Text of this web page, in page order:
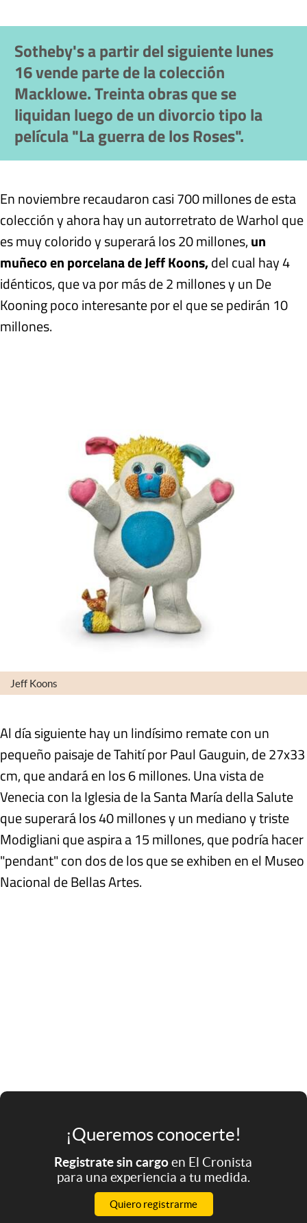
Sotheby's a partir del siguiente lunes
16 vende parte de la colección
Macklowe. Treinta obras que se
liquidan luego de un divorcio tipo la
película "La guerra de los Roses".
En noviembre recaudaron casi 700 millones de esta
colección y ahora hay un autorretrato de Warhol que
es muy colorido y superará los 20 millones,un
muñeco en porcelana de Jeff Koons,del cual hay 4
idénticos, que va por más de 2 millones y un De
Kooning poco interesante por el que se pedirán 10
millones.
Jeff Koons
Al día siguiente hay un lindísimo remate con un
pequeño paisaje de Tahití por Paul Gauguin, de 27x33
cm, que andará en los 6 millones. Una vista de
Venecia con la Iglesia de la Santa María della Salute
que superará los 40 millones y un mediano y triste
Modigliani que aspira a 15 millones, que podría hacer
"pendant" con dos de los que se exhiben en el Museo
Nacional de Bellas Artes.
¡Queremos conocerte!
Registrate sin cargoen El Cronista
para una experiencia a tu medida.
Quiero registrarme